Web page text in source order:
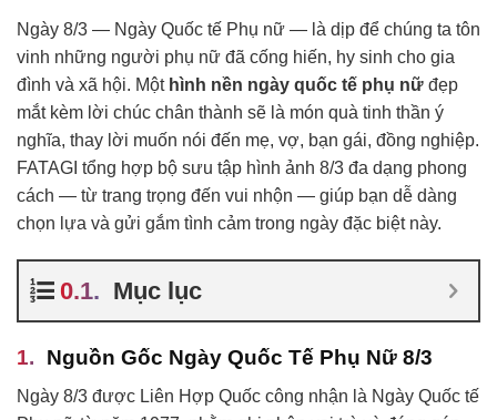
Ngày 8/3 — Ngày Quốc tế Phụ nữ — là dịp để chúng ta tôn
vinh những người phụ nữ đã cống hiến, hy sinh cho gia
đình và xã hội. Một hình nền ngày quốc tế phụ nữ đẹp
mắt kèm lời chúc chân thành sẽ là món quà tinh thần ý
nghĩa, thay lời muốn nói đến mẹ, vợ, bạn gái, đồng nghiệp.
FATAGI tổng hợp bộ sưu tập hình ảnh 8/3 đa dạng phong
cách — từ trang trọng đến vui nhộn — giúp bạn dễ dàng
chọn lựa và gửi gắm tình cảm trong ngày đặc biệt này.
Mục lục
Nguồn Gốc Ngày Quốc Tế Phụ Nữ 8/3
Ngày 8/3 được Liên Hợp Quốc công nhận là Ngày Quốc tế